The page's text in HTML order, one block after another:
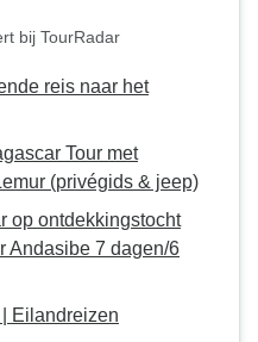
bij TourRadar
reis naar het
Tour met
(privégids & jeep)
op ontdekkingstocht
Andasibe 7 dagen/6
Eilandreizen